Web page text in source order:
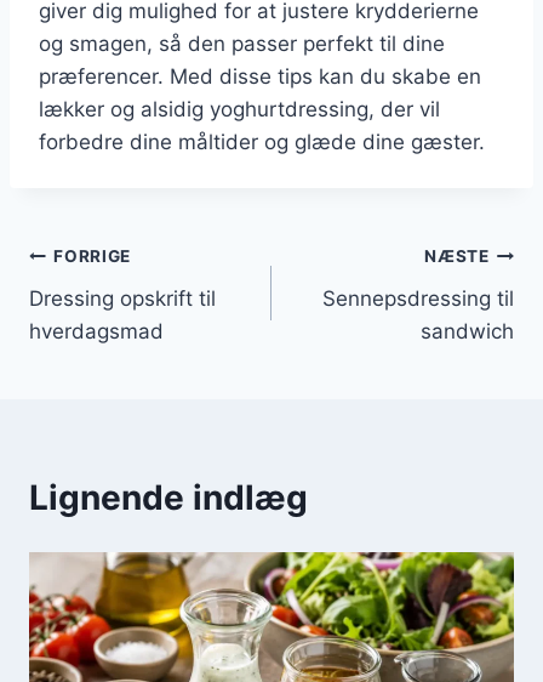
giver dig mulighed for at justere krydderierne
og smagen, så den passer perfekt til dine
præferencer. Med disse tips kan du skabe en
lækker og alsidig yoghurtdressing, der vil
forbedre dine måltider og glæde dine gæster.
Indlægsnavigation
FORRIGE
Dressing opskrift til
hverdagsmad
NÆSTE
Sennepsdressing til
sandwich
Lignende indlæg